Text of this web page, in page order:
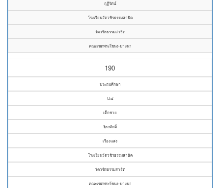
กุฏีรัตน์
โรงเรียนวัดวชิรธรรมสาธิต
วัดวชิรธรรมสาธิต
คณะเขตพระโขนง-บางนา
190
ประถมศึกษา
ป.๔
เด็กชาย
ฐิระศักดิ์
เรืองแสง
โรงเรียนวัดวชิรธรรมสาธิต
วัดวชิรธรรมสาธิต
คณะเขตพระโขนง-บางนา